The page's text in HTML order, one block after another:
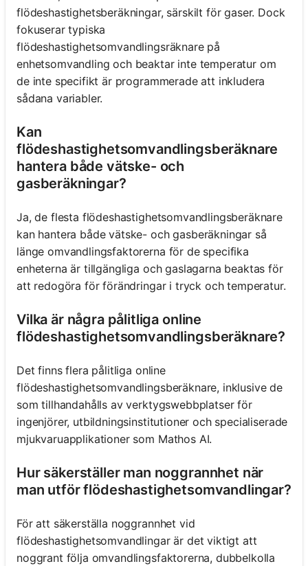
flödeshastighetsberäkningar, särskilt för gaser. Dock
fokuserar typiska
flödeshastighetsomvandlingsräknare på
enhetsomvandling och beaktar inte temperatur om
de inte specifikt är programmerade att inkludera
sådana variabler.
Kan
flödeshastighetsomvandlingsberäknare
hantera både vätske- och
gasberäkningar?
Ja, de flesta flödeshastighetsomvandlingsberäknare
kan hantera både vätske- och gasberäkningar så
länge omvandlingsfaktorerna för de specifika
enheterna är tillgängliga och gaslagarna beaktas för
att redogöra för förändringar i tryck och temperatur.
Vilka är några pålitliga online
flödeshastighetsomvandlingsberäknare?
Det finns flera pålitliga online
flödeshastighetsomvandlingsberäknare, inklusive de
som tillhandahålls av verktygswebbplatser för
ingenjörer, utbildningsinstitutioner och specialiserade
mjukvaruapplikationer som Mathos AI.
Hur säkerställer man noggrannhet när
man utför flödeshastighetsomvandlingar?
För att säkerställa noggrannhet vid
flödeshastighetsomvandlingar är det viktigt att
noggrant följa omvandlingsfaktorerna, dubbelkolla